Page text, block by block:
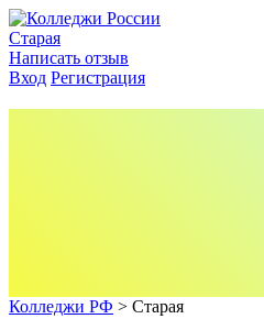
Старая
Написать отзыв
Вход Регистрация
Колледжи РФ > Старая